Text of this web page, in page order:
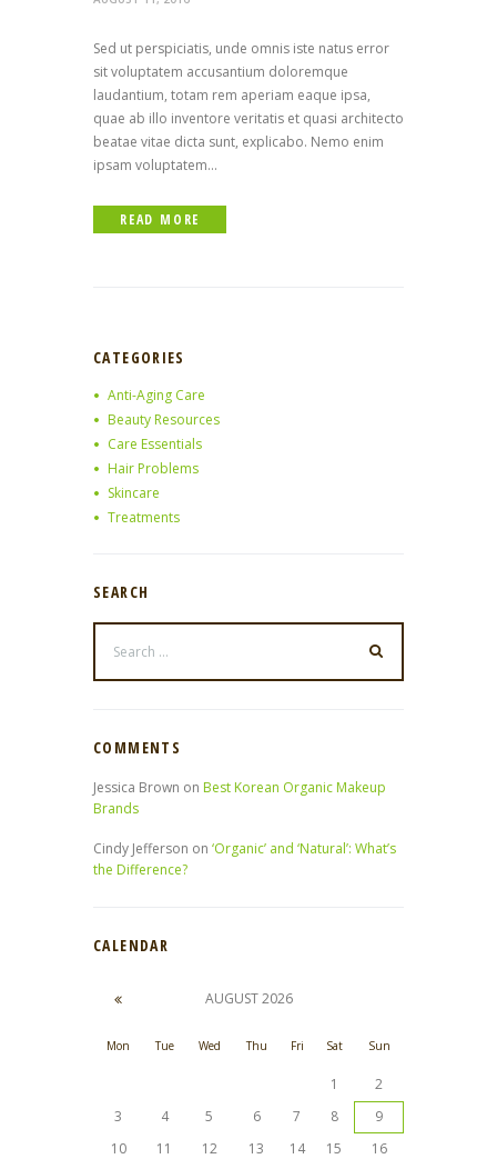
Sed ut perspiciatis, unde omnis iste natus error
sit voluptatem accusantium doloremque
laudantium, totam rem aperiam eaque ipsa,
quae ab illo inventore veritatis et quasi architecto
beatae vitae dicta sunt, explicabo. Nemo enim
ipsam voluptatem...
READ MORE
CATEGORIES
Anti-Aging Care
Beauty Resources
Care Essentials
Hair Problems
Skincare
Treatments
SEARCH
COMMENTS
Jessica Brown on Best Korean Organic Makeup
Brands
Cindy Jefferson on ‘Organic’ and ‘Natural’: What’s
the Difference?
CALENDAR
AUGUST2026
Mon Tue Wed Thu Fri Sat Sun
1
2
3
4 5 6 7 8
9
10
11 12 13 14 15
16